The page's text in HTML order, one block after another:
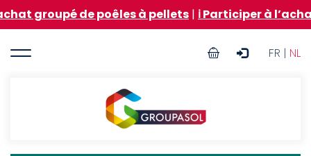
Aller
au
principal
de poêles à pellets|ℹ️ Participer à l’achat groupé
FR | NL
User
Groupasol